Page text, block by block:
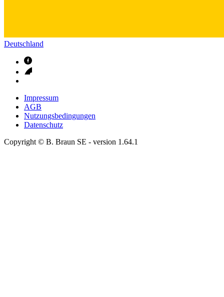
Deutschland
Impressum
AGB
Nutzungsbedingungen
Datenschutz
Copyright © B. Braun SE - version 1.64.1